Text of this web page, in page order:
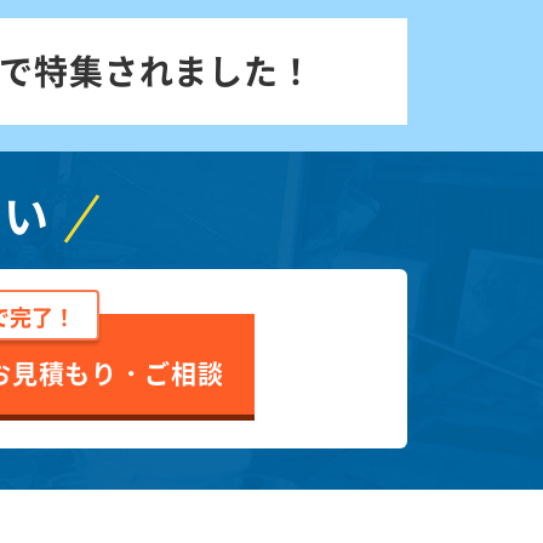
特集されました！
完了！
見積もり・ご相談